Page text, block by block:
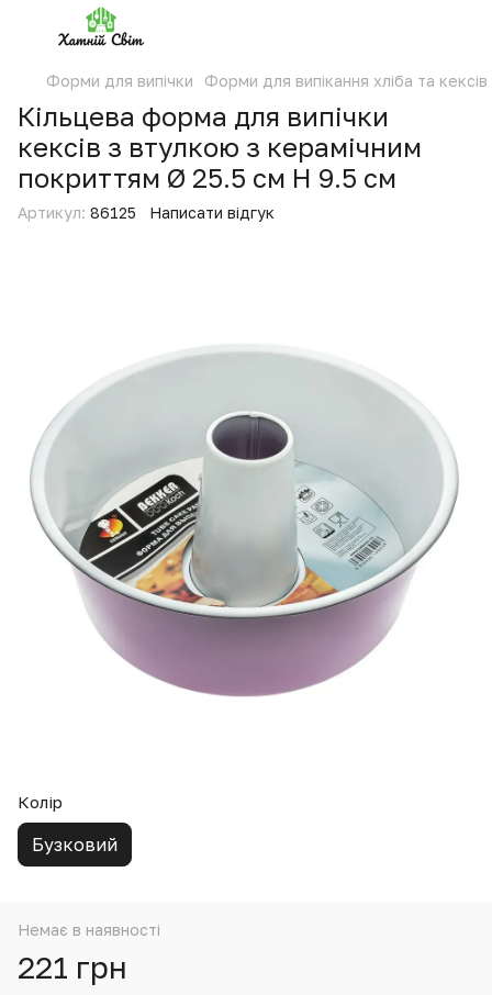
Форми для випічки Форми для випікання хліба та кексів
Кільцева форма для випічки
кексів з втулкою з керамічним
покриттям Ø 25.5 см H 9.5 см
Артикул: 86125 Написати відгук
Колір
Бузковий
Немає в наявності
221 грн